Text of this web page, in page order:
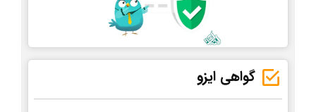
گواهی ایزو